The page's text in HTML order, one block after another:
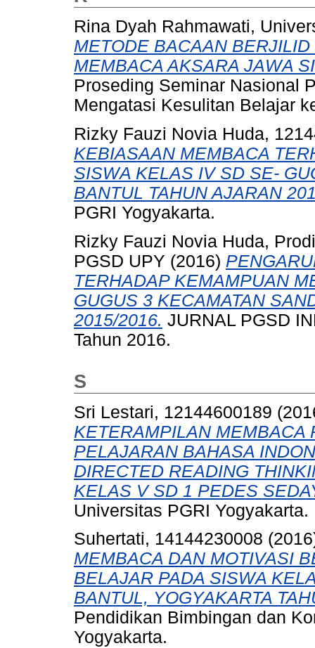
Rina Dyah Rahmawati,
METODE BACAAN
MEMBACA AKSARA JAWA
Proseding Seminar Nasional
Mengatasi Kesulitan Belajar
Rizky Fauzi Novia Huda,
KEBIASAAN MEMBACA
SISWA KELAS IV SD SE-
BANTUL TAHUN AJARAN
PGRI Yogyakarta.
Rizky Fauzi Novia Huda,
PGSD UPY (2016)
TERHADAP KEMAMPUAN
GUGUS 3 KECAMATAN
2015/2016. JURNAL PGSD
Tahun 2016.
S
Sri Lestari, 12144600189
KETERAMPILAN MEMBACA
PELAJARAN BAHASA
DIRECTED READING
KELAS V SD 1 PEDES
Universitas PGRI Yogyakarta.
Suhertati, 14144230008
MEMBACA DAN MOTIVASI
BELAJAR PADA SISWA
BANTUL, YOGYAKARTA
Pendidikan Bimbingan dan
Yogyakarta.